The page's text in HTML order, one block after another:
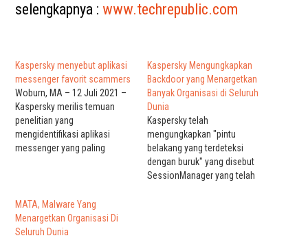
selengkapnya : www.techrepublic.com
Kaspersky menyebut aplikasi
messenger favorit scammers
Woburn, MA – 12 Juli 2021 –
Kaspersky merilis temuan
penelitian yang
mengidentifikasi aplikasi
messenger yang paling
oleh Kaspersky Internet
Security untuk pengguna
Android, mengungkapkan
Kaspersky Mengungkapkan
Backdoor yang Menargetkan
Banyak Organisasi di Seluruh
Dunia
Kaspersky telah
mengungkapkan "pintu
belakang yang terdeteksi
dengan buruk" yang disebut
SessionManager yang telah
MATA, Malware Yang
Menargetkan Organisasi Di
Seluruh Dunia